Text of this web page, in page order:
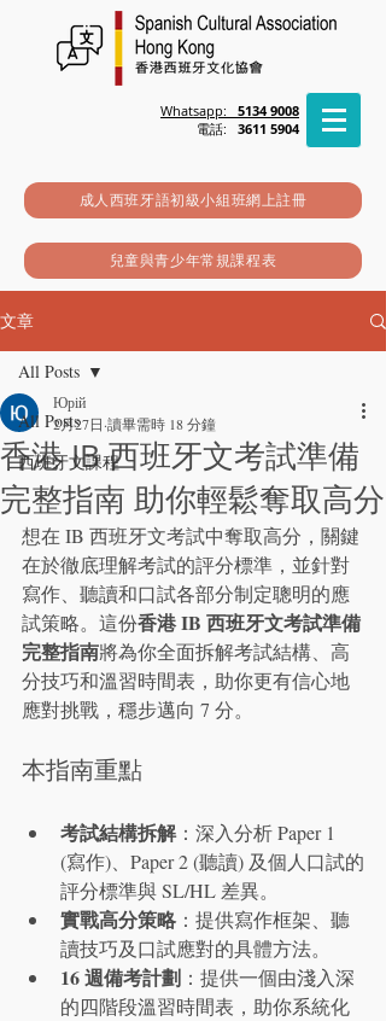
Whatsapp: 5134 9008
電話: 3611 5904
成人西班牙語初級小組班網上註冊
兒童與青少年常規課程表
文章
All Posts
西班牙文課程
All Posts
香港 IB 西班牙文考試準備
完整指南 助你輕鬆奪取高分
Юрій
2月27日 讀畢需時 18 分鐘
想在 IB 西班牙文考試中奪取高分，關鍵
在於徹底理解考試的評分標準，並針對
寫作、聽讀和口試各部分制定聰明的應
試策略。這份香港 IB 西班牙文考試準備
完整指南將為你全面拆解考試結構、高
分技巧和溫習時間表，助你更有信心地
應對挑戰，穩步邁向 7 分。
本指南重點
考試結構拆解：深入分析 Paper 1
(寫作)、Paper 2 (聽讀) 及個人口試的
評分標準與 SL/HL 差異。
實戰高分策略 ：提供寫作框架、聽
讀技巧及口試應對的具體方法。
16 週備考計劃 ：提供一個由淺入深
的四階段溫習時間表，助你系統化